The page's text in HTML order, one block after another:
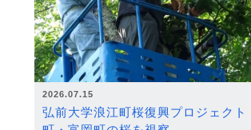
2026.07.15
弘前大学浪江町桜復興プロジェク